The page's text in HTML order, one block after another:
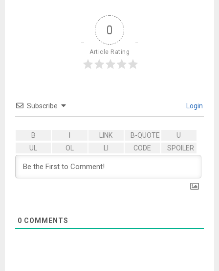
0
Article Rating
Subscribe Login
0 COMMENTS